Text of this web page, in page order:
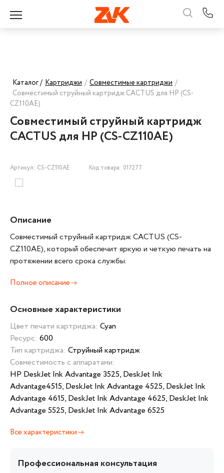
Каталог / Картриджи / Совместимые картриджи /
Совместимый струйный картридж CACTUS для HP (CS-
CZ110AE)
Совместимый струйный картридж
CACTUS для HP (CS-CZ110AE)
Артикул: CS-CZ110AE Код товара: 017277
Описание
Совместимый струйный картридж CACTUS (CS-
CZ110AE), который обеспечит яркую и четкую печать на
протяжении всего срока службы.
Полное описание
Основные характеристики
Цвет печати картриджа: Cyan
Ресурс: 600
Тип картриджа: Струйный картридж
Совместимость с аппаратами:
HP DeskJet Ink Advantage 3525, DeskJet Ink
Advantage4515, DeskJet Ink Advantage 4525, DeskJet Ink
Advantage 4615, DeskJet Ink Advantage 4625, DeskJet Ink
Advantage 5525, DeskJet Ink Advantage 6525
Все характеристики
Профессиональная консультация